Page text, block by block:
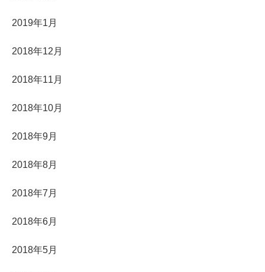
2019年1月
2018年12月
2018年11月
2018年10月
2018年9月
2018年8月
2018年7月
2018年6月
2018年5月